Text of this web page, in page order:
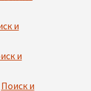
и
и
Поиск и